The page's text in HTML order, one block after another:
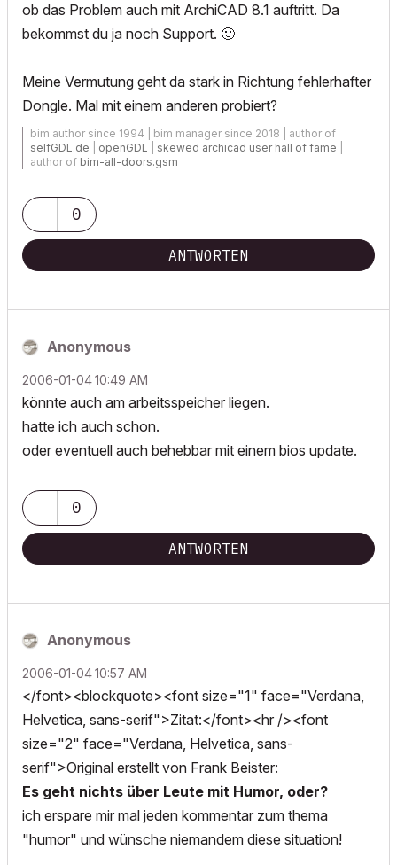
ob das Problem auch mit ArchiCAD 8.1 auftritt. Da
bekommst du ja noch Support. 🙂
Meine Vermutung geht da stark in Richtung fehlerhafter
Dongle. Mal mit einem anderen probiert?
bim author since 1994 | bim manager since 2018 | author of
selfGDL.de
openGDL skewed archicad user hall of fame
author of bim-all-doors.gsm
0
ANTWORTEN
Anonymous
‎2006-01-0410:49 AM
könnte auch am arbeitsspeicher liegen.
hatte ich auch schon.
oder eventuell auch behebbar mit einem bios update.
0
ANTWORTEN
Anonymous
‎2006-01-0410:57 AM
</font><blockquote><font size="1" face="Verdana,
Helvetica, sans-serif">Zitat:</font><hr /><font
size="2" face="Verdana, Helvetica, sans-
serif">Original erstellt von Frank Beister:
Es geht nichts über Leute mit Humor, oder?
ich erspare mir mal jeden kommentar zum thema
"humor" und wünsche niemandem diese situation!